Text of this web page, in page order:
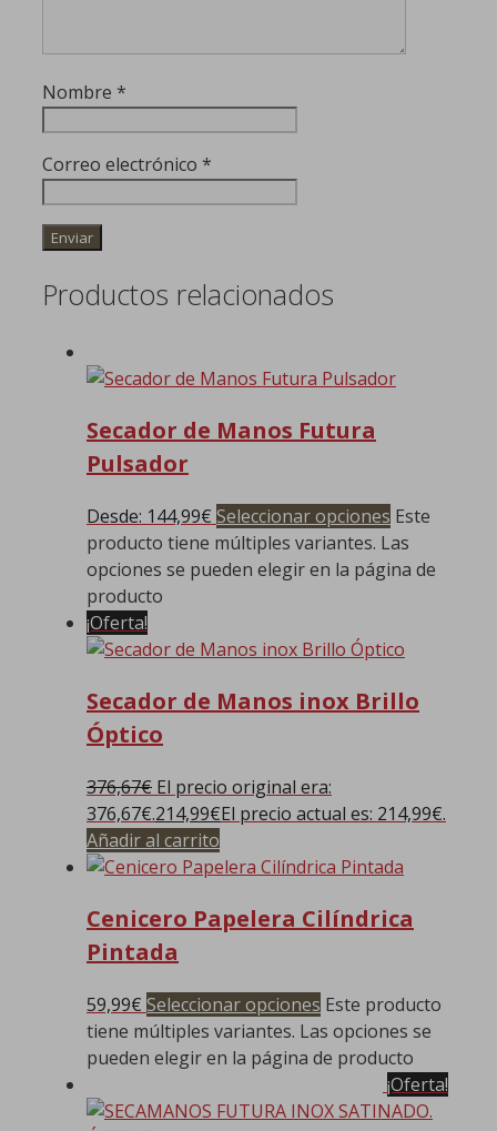
Nombre *
Correo electrónico *
Productos relacionados
Secador de Manos Futura
Pulsador
Desde: 144,99€ Seleccionar opciones Este
producto tiene múltiples variantes. Las
opciones se pueden elegir en la página de
producto
¡Oferta!
Secador de Manos inox Brillo
Óptico
376,67€ El precio original era:
376,67€.214,99€El precio actual es: 214,99€.
Añadir al carrito
Cenicero Papelera Cilíndrica
Pintada
59,99€ Seleccionar opciones Este producto
tiene múltiples variantes. Las opciones se
pueden elegir en la página de producto
¡Oferta!